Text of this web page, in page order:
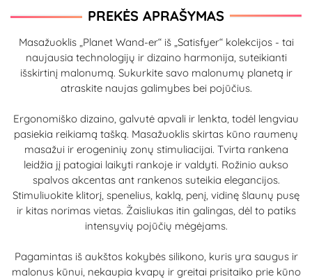
PREKĖS APRAŠYMAS
Masažuoklis „Planet Wand-er“ iš „Satisfyer“ kolekcijos - tai
naujausia technologijų ir dizaino harmonija, suteikianti
išskirtinį malonumą. Sukurkite savo malonumų planetą ir
atraskite naujas galimybes bei pojūčius.
Ergonomiško dizaino, galvutė apvali ir lenkta, todėl lengviau
pasiekia reikiamą tašką. Masažuoklis skirtas kūno raumenų
masažui ir erogeninių zonų stimuliacijai. Tvirta rankena
leidžia jį patogiai laikyti rankoje ir valdyti. Rožinio aukso
spalvos akcentas ant rankenos suteikia elegancijos.
Stimuliuokite klitorį, spenelius, kaklą, penį, vidinę šlaunų pusę
ir kitas norimas vietas. Žaisliukas itin galingas, dėl to patiks
intensyvių pojūčių mėgėjams.
Pagamintas iš aukštos kokybės silikono, kuris yra saugus ir
malonus kūnui, nekaupia kvapų ir greitai prisitaiko prie kūno